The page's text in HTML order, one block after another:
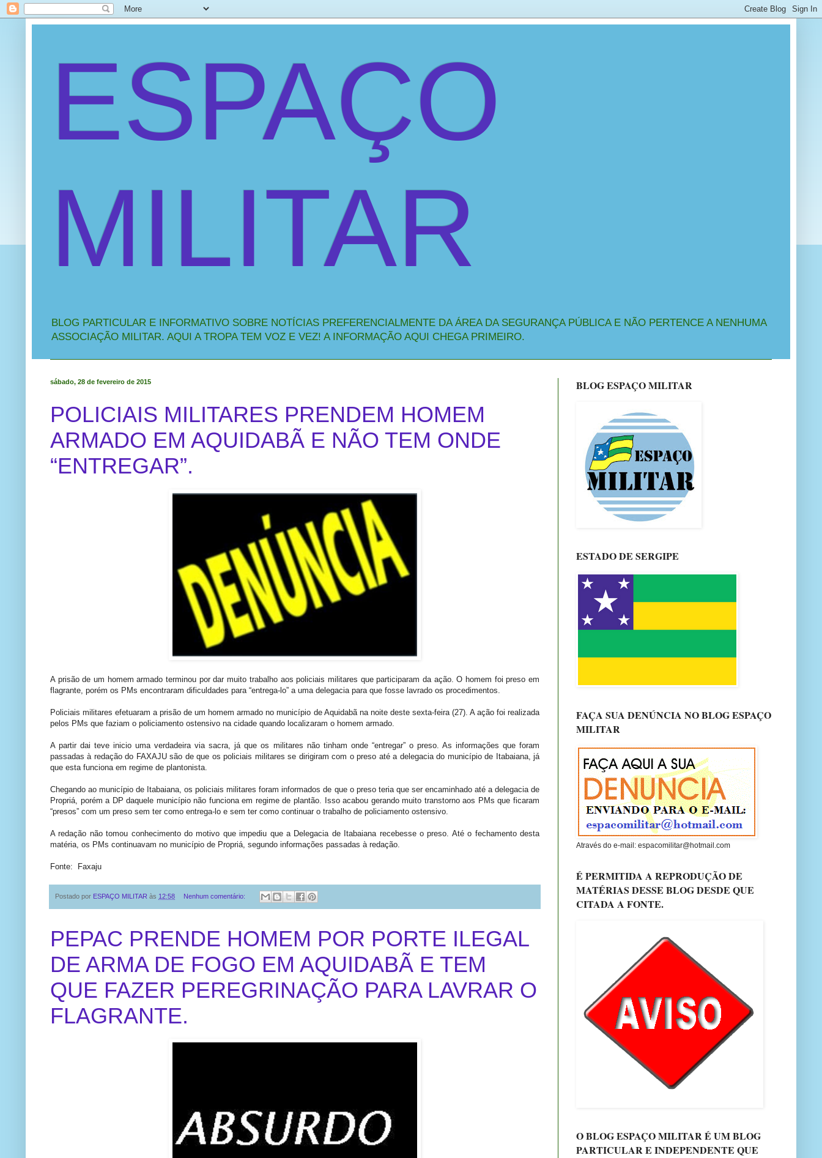
ESPAÇO
MILITAR
BLOG PARTICULAR E INFORMATIVO SOBRE NOTÍCIAS PREFERENCIALMENTE DA ÁREA DA SEGURANÇA PÚBLICA E NÃO PERTENCE A NENHUMA
ASSOCIAÇÃO MILITAR. AQUI A TROPA TEM VOZ E VEZ! A INFORMAÇÃO AQUI CHEGA PRIMEIRO.
sábado, 28 de fevereiro de 2015
POLICIAIS MILITARES PRENDEM HOMEM
ARMADO EM AQUIDABÃ E NÃO TEM ONDE
“ENTREGAR”.
A prisão de um homem armado terminou por dar muito trabalho aos policiais militares que participaram da ação. O homem foi preso em
flagrante, porém os PMs encontraram dificuldades para “entrega-lo” a uma delegacia para que fosse lavrado os procedimentos.
Policiais militares efetuaram a prisão de um homem armado no município de Aquidabã na noite deste sexta-feira (27). A ação foi realizada
pelos PMs que faziam o policiamento ostensivo na cidade quando localizaram o homem armado.
A partir dai teve inicio uma verdadeira via sacra, já que os militares não tinham onde “entregar” o preso. As informações que foram
passadas à redação do FAXAJU são de que os policiais militares se dirigiram com o preso até a delegacia do município de Itabaiana, já
que esta funciona em regime de plantonista.
Chegando ao município de Itabaiana, os policiais militares foram informados de que o preso teria que ser encaminhado até a delegacia de
Propriá, porém a DP daquele município não funciona em regime de plantão. Isso acabou gerando muito transtorno aos PMs que ficaram
“presos” com um preso sem ter como entrega-lo e sem ter como continuar o trabalho de policiamento ostensivo.
A redação não tomou conhecimento do motivo que impediu que a Delegacia de Itabaiana recebesse o preso. Até o fechamento desta
matéria, os PMs continuavam no município de Propriá, segundo informações passadas à redação.
Fonte: Faxaju
Postado por ESPAÇO MILITAR às 12:58 Nenhum comentário:
PEPAC PRENDE HOMEM POR PORTE ILEGAL
DE ARMA DE FOGO EM AQUIDABÃ E TEM
QUE FAZER PEREGRINAÇÃO PARA LAVRAR O
FLAGRANTE.
BLOG ESPAÇO MILITAR
ESTADO DE SERGIPE
FAÇA SUA DENÚNCIA NO BLOG ESPAÇO
MILITAR
Através do e-mail: espacomilitar@hotmail.com
É PERMITIDA A REPRODUÇÃO DE
MATÉRIAS DESSE BLOG DESDE QUE
CITADA A FONTE.
O BLOG ESPAÇO MILITAR É UM BLOG
PARTICULAR E INDEPENDENTE QUE